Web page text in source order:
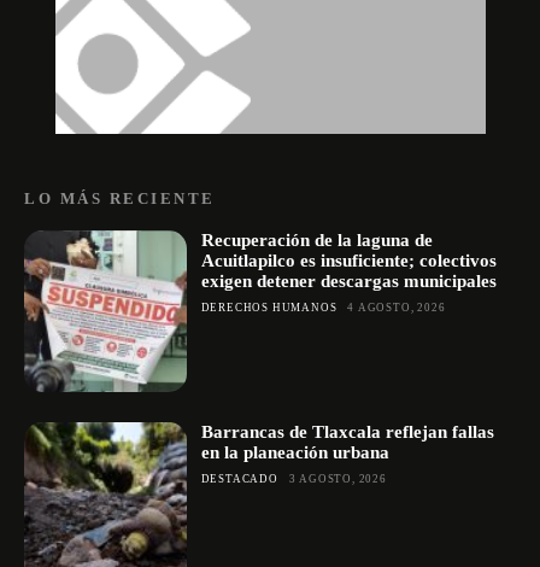
LO MÁS RECIENTE
Recuperación de la laguna de
Acuitlapilco es insuficiente; colectivos
exigen detener descargas municipales
DERECHOS HUMANOS 4 AGOSTO, 2026
Barrancas de Tlaxcala reflejan fallas
en la planeación urbana
DESTACADO 3 AGOSTO, 2026